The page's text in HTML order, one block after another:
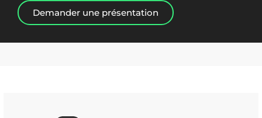
Demander une présentation